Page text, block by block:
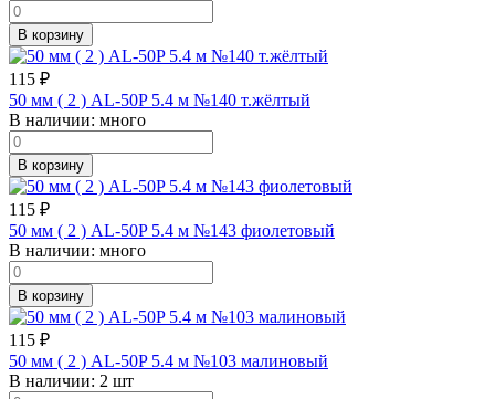
В корзину
115 ₽
50 мм ( 2 ) AL-50P 5.4 м №140 т.жёлтый
В наличии: много
В корзину
115 ₽
50 мм ( 2 ) AL-50P 5.4 м №143 фиолетовый
В наличии: много
В корзину
115 ₽
50 мм ( 2 ) AL-50P 5.4 м №103 малиновый
В наличии: 2 шт